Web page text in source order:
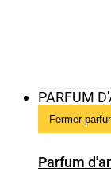
PARFUM
Fermer
Parfum